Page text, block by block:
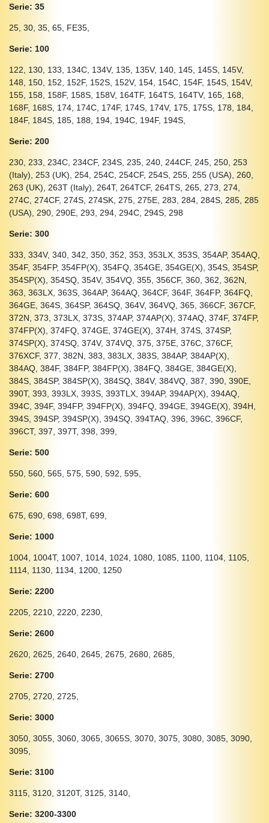
Serie: 35
25, 30, 35, 65, FE35,
Serie: 100
122, 130, 133, 134C, 134V, 135, 135V, 140, 145, 145S, 145V,
148, 150, 152, 152F, 152S, 152V, 154, 154C, 154F, 154S, 154V,
155, 158, 158F, 158S, 158V, 164TF, 164TS, 164TV, 165, 168,
168F, 168S, 174, 174C, 174F, 174S, 174V, 175, 175S, 178, 184,
184F, 184S, 185, 188, 194, 194C, 194F, 194S,
Serie: 200
230, 233, 234C, 234CF, 234S, 235, 240, 244CF, 245, 250, 253
(Italy), 253 (UK), 254, 254C, 254CF, 254S, 255, 255 (USA), 260,
263 (UK), 263T (Italy), 264T, 264TCF, 264TS, 265, 273, 274,
274C, 274CF, 274S, 274SK, 275, 275E, 283, 284, 284S, 285, 285
(USA), 290, 290E, 293, 294, 294C, 294S, 298
Serie: 300
333, 334V, 340, 342, 350, 352, 353, 353LX, 353S, 354AP, 354AQ,
354F, 354FP, 354FP(X), 354FQ, 354GE, 354GE(X), 354S, 354SP,
354SP(X), 354SQ, 354V, 354VQ, 355, 356CF, 360, 362, 362N,
363, 363LX, 363S, 364AP, 364AQ, 364CF, 364F, 364FP, 364FQ,
364GE, 364S, 364SP, 364SQ, 364V, 364VQ, 365, 366CF, 367CF,
372N, 373, 373LX, 373S, 374AP, 374AP(X), 374AQ, 374F, 374FP,
374FP(X), 374FQ, 374GE, 374GE(X), 374H, 374S, 374SP,
374SP(X), 374SQ, 374V, 374VQ, 375, 375E, 376C, 376CF,
376XCF, 377, 382N, 383, 383LX, 383S, 384AP, 384AP(X),
384AQ, 384F, 384FP, 384FP(X), 384FQ, 384GE, 384GE(X),
384S, 384SP, 384SP(X), 384SQ, 384V, 384VQ, 387, 390, 390E,
390T, 393, 393LX, 393S, 393TLX, 394AP, 394AP(X), 394AQ,
394C, 394F, 394FP, 394FP(X), 394FQ, 394GE, 394GE(X), 394H,
394S, 394SP, 394SP(X), 394SQ, 394TAQ, 396, 396C, 396CF,
396CT, 397, 397T, 398, 399,
Serie: 500
550, 560, 565, 575, 590, 592, 595,
Serie: 600
675, 690, 698, 698T, 699,
Serie: 1000
1004, 1004T, 1007, 1014, 1024, 1080, 1085, 1100, 1104, 1105,
1114, 1130, 1134, 1200, 1250
Serie: 2200
2205, 2210, 2220, 2230,
Serie: 2600
2620, 2625, 2640, 2645, 2675, 2680, 2685,
Serie: 2700
2705, 2720, 2725,
Serie: 3000
3050, 3055, 3060, 3065, 3065S, 3070, 3075, 3080, 3085, 3090,
3095,
Serie: 3100
3115, 3120, 3120T, 3125, 3140,
Serie: 3200-3300